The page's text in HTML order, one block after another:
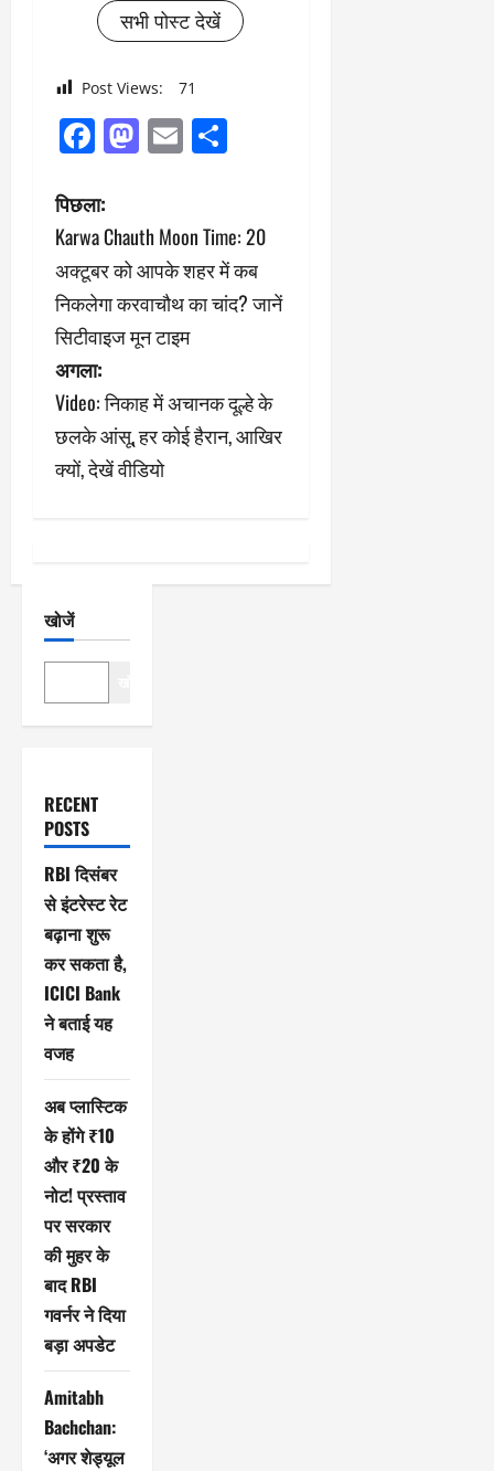
सभी पोस्ट देखें
Post Views: 71
Facebook
Mastodon
Email
पो
स्ट
ने
वि
गे
श
न
पिछला:
Karwa Chauth Moon Time: 20
अक्टूबर को आपके शहर में कब
निकलेगा करवाचौथ का चांद? जानें
सिटीवाइज मून टाइम
अगला:
Video: निकाह में अचानक दूल्हे के
छलके आंसू, हर कोई हैरान, आखिर
क्यों, देखें वीडियो
खोजें
RECENT
POSTS
RBI दिसंबर
से इंटरेस्ट रेट
बढ़ाना शुरू
कर सकता है,
ICICI Bank
ने बताई यह
वजह
अब प्लास्टिक
के होंगे ₹10
और ₹20 के
नोट! प्रस्ताव
पर सरकार
की मुहर के
बाद RBI
गवर्नर ने दिया
बड़ा अपडेट
Amitabh
Bachchan:
‘अगर शेड्यूल